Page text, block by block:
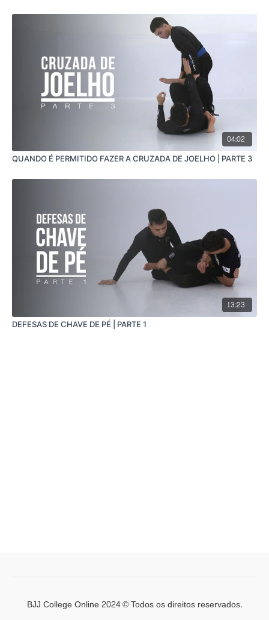
04:02
QUANDO É PERMITIDO FAZER A CRUZADA DE JOELHO | PARTE 3
13:23
DEFESAS DE CHAVE DE PÉ | PARTE 1
BJJ College Online 2024 © Todos os direitos reservados.